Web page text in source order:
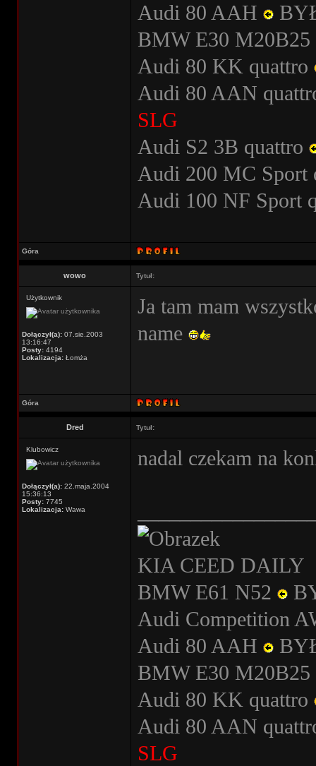
Audi 80 AAH
BMW E30 M20B25
Audi 80 KK quattro
Audi 80 AAN
SLG
Audi S2 3B quattro
Audi 200 MC Sport
Audi 100 NF Sport
Góra
wowo Tytuł:
Użytkownik
Dołączył(a): 07.sie.2003
13:16:47
Posty: 4194
Lokalizacja: Łomża
Ja tam mam
name
Góra
Dred Tytuł:
Klubowicz
Dołączył(a): 22.maja.2004
15:36:13
Posty: 7745
Lokalizacja: Wawa
nadal czekam na
KIA CEED DAILY
BMW E61 N52
Audi Competition
Audi 80 AAH
BMW E30 M20B25
Audi 80 KK quattro
Audi 80 AAN
SLG